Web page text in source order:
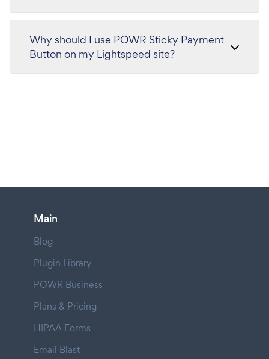
Why should I use POWR Sticky Payment
Button on my Lightspeed site?
Main
Blog
Plugin Library
POWR Business
Plans & Pricing
HIPAA Forms
Email Blast